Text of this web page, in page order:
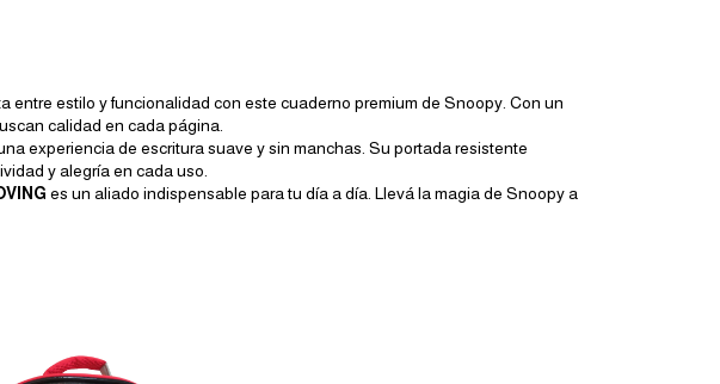
entre estilo y funcionalidad con este cuaderno premium de Snoopy. Con un
calidad en cada página.
experiencia de escritura suave y sin manchas. Su portada resistente
y alegría en cada uso.
es un aliado indispensable para tu día a día. Llevá la magia de Snoopy a